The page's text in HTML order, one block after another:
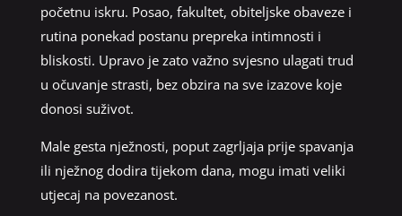
početnu iskru. Posao, fakultet, obiteljske obaveze i
rutina ponekad postanu prepreka intimnosti i
bliskosti. Upravo je zato važno svjesno ulagati trud
u očuvanje strasti, bez obzira na sve izazove koje
donosi suživot.
Male gesta nježnosti, poput zagrljaja prije spavanja
ili nježnog dodira tijekom dana, mogu imati veliki
utjecaj na povezanost.